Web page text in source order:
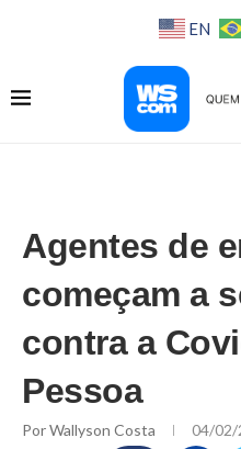
EN
Agentes de
começam a
contra a
Pessoa
PorWallyson Costa 04/02/